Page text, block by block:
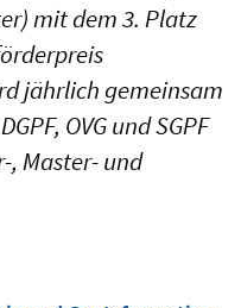
mit dem 3. Platz
jährlich gemeinsam
OVG und SGPF
, Master- und